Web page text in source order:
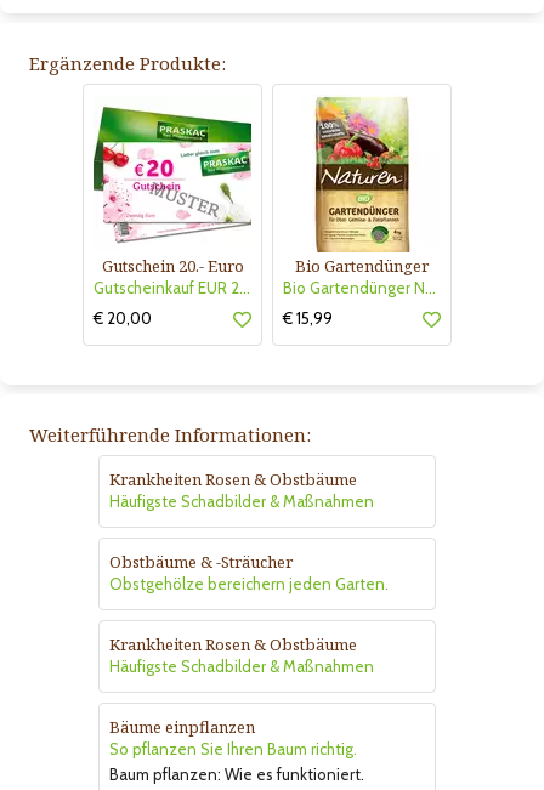
Ergänzende Produkte:
Gutschein 20.- Euro
Gutscheinkauf EUR 20.-
€ 20,00
Bio Gartendünger
Bio Gartendünger Naturen
€ 15,99
Weiterführende Informationen:
Krankheiten Rosen & Obstbäume
Häufigste Schadbilder & Maßnahmen
Obstbäume & -Sträucher
Obstgehölze bereichern jeden Garten.
Krankheiten Rosen & Obstbäume
Häufigste Schadbilder & Maßnahmen
Bäume einpflanzen
So pflanzen Sie Ihren Baum richtig.
Baum pflanzen: Wie es funktioniert.